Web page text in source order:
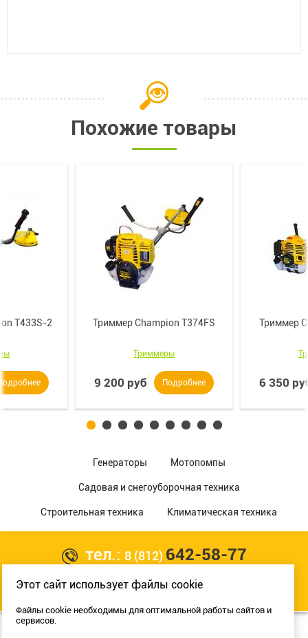
Похожие товары
Т433S-2 Триммер Champion Т374FS
Триммеры
9 200 руб Подробнее
Триммер
6 350
Генераторы Мотопомпы
Садовая и снегоуборочная техника
Строительная техника Климатическая техника
тел.: 8 (812) 642-58-77
Разработка сайта:
Этот сайт использует файлы cookie
Файлы cookie необходимы для оптимальной работы сайтов и
сервисов.